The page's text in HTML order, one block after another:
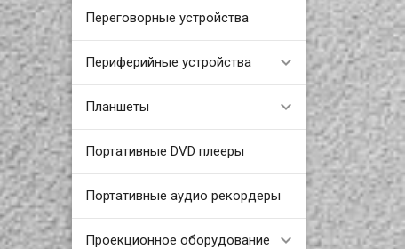
Переговорные устройства
Периферийные устройства
Планшеты
Портативные DVD плееры
Портативные аудио рекордеры
Проекционное оборудование